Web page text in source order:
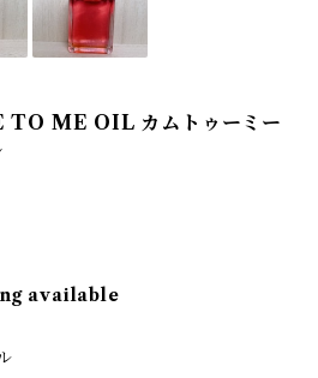
TO ME OIL カムトゥーミー
available